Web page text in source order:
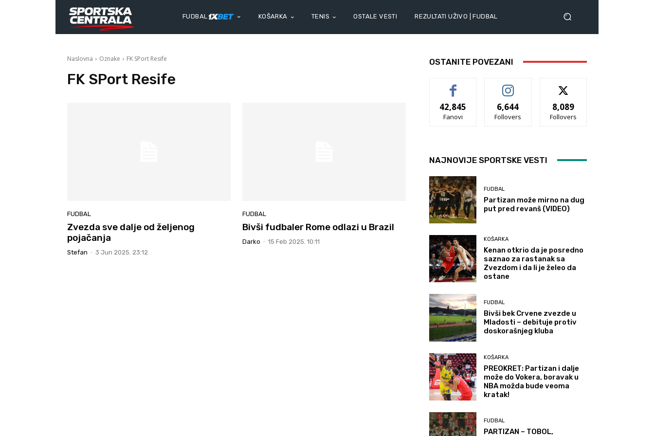
FUDBAL KOŠARKA TENIS OSTALE VESTI REZULTATI UŽIVO | FUDBAL
Naslovna Oznake FK SPort Resife
FK SPort Resife
FUDBAL
Zvezda sve dalje od željenog
pojačanja
Stefan - 3 Jun 2025. 23:12
FUDBAL
Bivši fudbaler Rome odlazi u Brazil
Darko - 15 Feb 2025. 10:11
OSTANITE POVEZANI
42,845
Fanovi
6,644
Follovers
8,089
Follovers
NAJNOVIJE SPORTSKE VESTI
FUDBAL
Partizan može mirno na dug
put pred revanš (VIDEO)
KOŠARKA
Kenan otkrio da je posredno
saznao za rastanak sa
Zvezdom i da li je želeo da
ostane
FUDBAL
Bivši bek Crvene zvezde u
Mladosti – debituje protiv
doskorašnjeg kluba
KOŠARKA
PREOKRET: Partizan i dalje
može do Vokera, boravak u
NBA možda bude veoma
kratak!
FUDBAL
PARTIZAN – TOBOL,